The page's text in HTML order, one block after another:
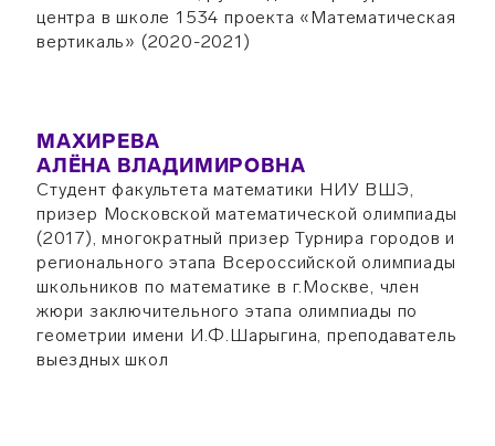
центра в школе 1534 проекта «Математическая
вертикаль» (2020-2021)
МАХИРЕВА
АЛЁНА ВЛАДИМИРОВНА
Студент факультета математики НИУ ВШЭ,
призер Московской математической олимпиады
(2017), многократный призер Турнира городов и
регионального этапа Всероссийской олимпиады
школьников по математике в г.Москве, член
жюри заключительного этапа олимпиады по
геометрии имени И.Ф.Шарыгина, преподаватель
выездных школ